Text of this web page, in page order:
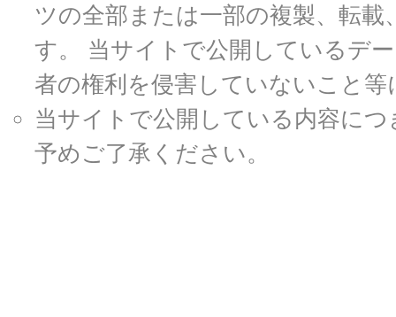
ツの全部または一部の複製、転
す。 当サイトで公開しているデ
者の権利を侵害していないこと
当サイトで公開している内容に
予めご了承ください。